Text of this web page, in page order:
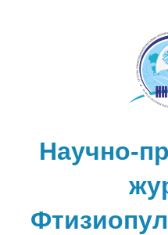
Научно-